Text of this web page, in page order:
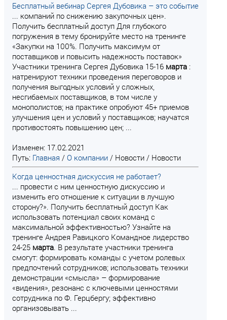
Бесплатный вебинар Сергея Дубовика – это событие
... компаний по снижению закупочных цен».
Получить бесплатный доступ Для глубокого
погружения в тему бронируйте место на тренинге
«Закупки на 100%. Получить максимум от
поставщиков и повысить надежность поставок»
Участники тренинга Сергея Дубовика 15-16 марта :
натренируют техники проведения переговоров и
получения выгодных условий у сложных,
несгибаемых поставщиков, в том числе у
монополистов; на практике опробуют 45+ приемов
улучшения цен и условий у поставщиков; научатся
противостоять повышению цен; ...
Изменен: 17.02.2021
Путь: Главная / О компании / Новости / Новости
Когда ценностная дискуссия не работает?
... провести с ним ценностную дискуссию и
изменить его отношение к ситуации в лучшую
сторону?». Получить бесплатный доступ Как
использовать потенциал своих команд с
максимальной эффективностью? Узнайте на
тренинге Андрея Равицкого Командное лидерство
24-25 марта. В результате участники тренинга
смогут: формировать команды с учетом ролевых
предпочтений сотрудников; использовать техники
демонстрации «смысла» – формирование
«видения», резонанс с ключевыми ценностями
сотрудника по Ф. Герцбергу; эффективно
организовывать ...